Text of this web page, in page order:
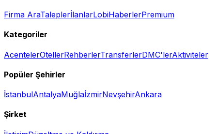
Firma AraTaleplerİlanlarLobiHaberlerPremium
Kategoriler
AcentelerOtellerRehberlerTransferlerDMC'lerAktiviteler
Popüler Şehirler
İstanbulAntalyaMuğlaİzmirNevşehirAnkara
Şirket